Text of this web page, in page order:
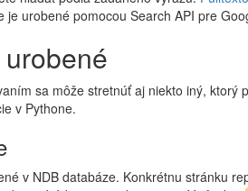
je urobené pomocou Search API pre
sa môže stretnúť aj niekto iný,
v Pythone.
v NDB databáze. Konkrétnu stránku